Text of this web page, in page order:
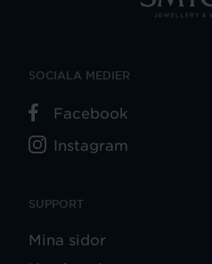
SUPPORT
Mina sidor
SOCIALA MEDIER
Facebook
Instagram